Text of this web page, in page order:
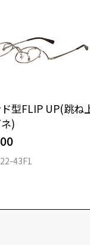
型FLIP UP(跳ね
)
43F1